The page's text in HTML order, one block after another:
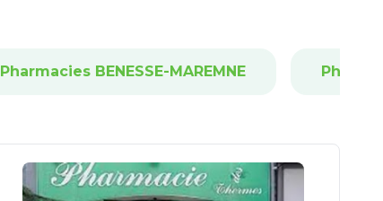
Pharmacies BENESSE-MAREMNE